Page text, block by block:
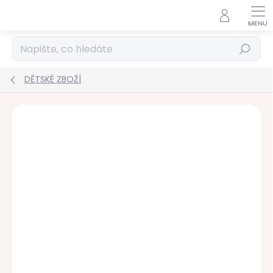
Hledat
DĚTSKÉ ZBOŽÍ